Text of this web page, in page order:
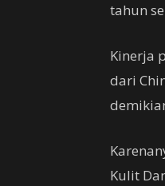
tahun
Kinerja
dari
Kulit